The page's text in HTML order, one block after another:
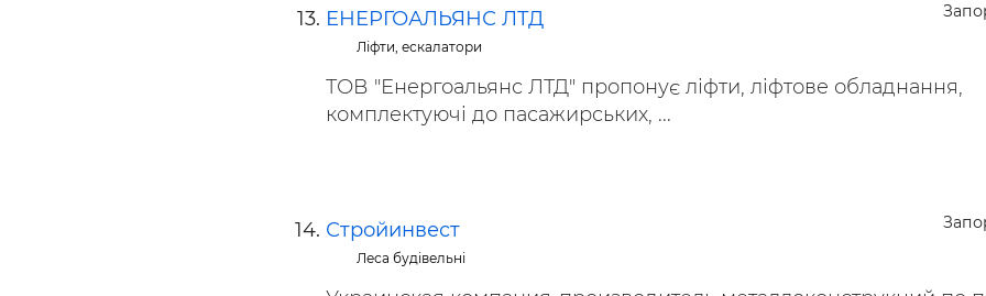
ЕНЕРГОАЛЬЯНС ЛТД
Ліфти, ескалатори
ТОВ "Енергоальянс ЛТД" пропонує ліфти, ліфтове обладнання,
комплектуючі до пасажирських, ...
Стройинвест
Леса будівельні